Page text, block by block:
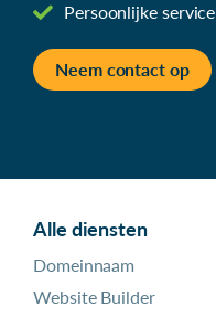
Persoonlijke service
Neem contact op
Alle diensten
Domeinnaam
Website Builder